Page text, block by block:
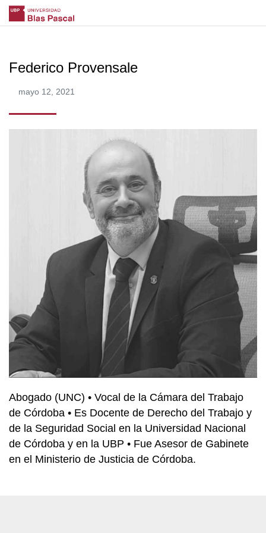
Federico Provensale
mayo 12, 2021
Abogado (UNC) • Vocal de la Cámara del Trabajo
de Córdoba • Es Docente de Derecho del Trabajo y
de la Seguridad Social en la Universidad Nacional
de Córdoba y en la UBP • Fue Asesor de Gabinete
en el Ministerio de Justicia de Córdoba.